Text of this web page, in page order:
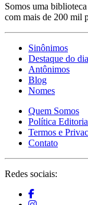
Somos uma
com mais de 200 mil
Sinônimos
Destaque do dia
Antônimos
Blog
Nomes
Quem Somos
Política
Termos e
Contato
Redes sociais: